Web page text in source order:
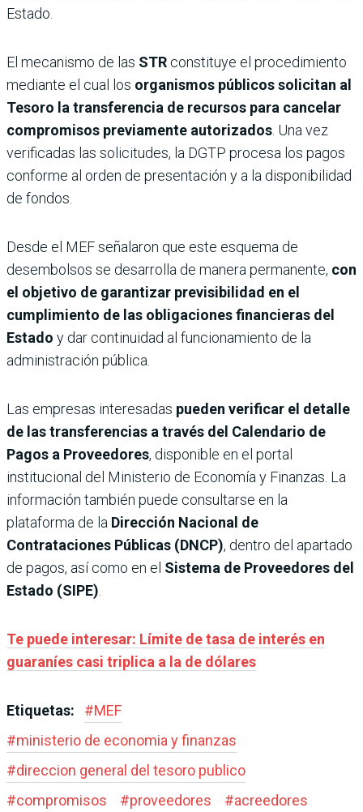
Estado.
El mecanismo de las STR constituye el procedimiento
mediante el cual los organismos públicos solicitan al
Tesoro la transferencia de recursos para cancelar
compromisos previamente autorizados . Una vez
verificadas las solicitudes, la DGTP procesa los pagos
conforme al orden de presentación y a la disponibilidad
de fondos.
Desde el MEF señalaron que este esquema de
desembolsos se desarrolla de manera permanente, con
el objetivo de garantizar previsibilidad en el
cumplimiento de las obligaciones financieras del
Estado y dar continuidad al funcionamiento de la
administración pública.
Las empresas interesadas pueden verificar el detalle
de las transferencias a través del Calendario de
Pagos a Proveedores, disponible en el portal
institucional del Ministerio de Economía y Finanzas. La
información también puede consultarse en la
plataforma de la Dirección Nacional de
Contrataciones Públicas (DNCP), dentro del apartado
de pagos, así como en el Sistema de Proveedores del
Estado (SIPE)
Te puede interesar: Límite de tasa de interés en
guaraníes casi triplica a la de dólares
Etiquetas: #MEF
#ministerio de economia y finanzas
#direccion general del tesoro publico
#compromisos #proveedores #acreedores